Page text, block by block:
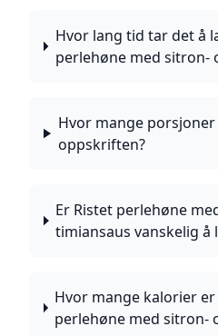
Hvor lang tid tar det å
perlehøne med sitron-
Hvor mange
oppskriften?
Er Ristet perlehøne
timiansaus vanskelig å
Hvor mange kalorier
perlehøne med sitron-